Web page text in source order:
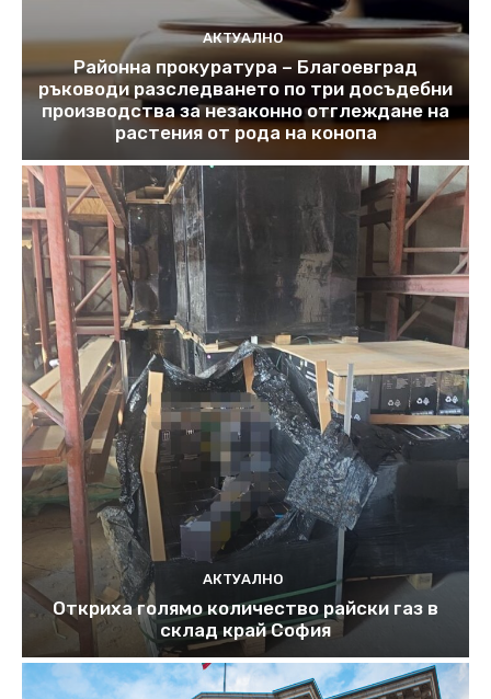
АКТУАЛНО
Районна прокуратура – Благоевград
ръководи разследването по три досъдебни
производства за незаконно отглеждане на
растения от рода на конопа
АКТУАЛНО
Откриха голямо количество райски газ в
склад край София